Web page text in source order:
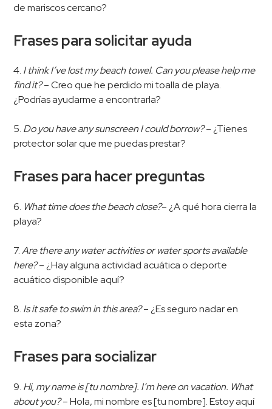
de mariscos cercano?
Frases para solicitar ayuda
4. I think I’ve lost my beach towel. Can you please help me
find it?– Creo que he perdido mi toalla de playa.
¿Podrías ayudarme a encontrarla?
5. Do you have any sunscreen I could borrow?– ¿Tienes
protector solar que me puedas prestar?
Frases para hacer preguntas
6. What time does the beach close?– ¿A qué hora cierra la
playa?
7.Are there any water activities or water sports available
here?– ¿Hay alguna actividad acuática o deporte
acuático disponible aquí?
8. Is it safe to swim in this area?– ¿Es seguro nadar en
esta zona?
Frases para socializar
9. Hi, my name is [tu nombre]. I’m here on vacation. What
about you?– Hola, mi nombre es [tu nombre]. Estoy aquí